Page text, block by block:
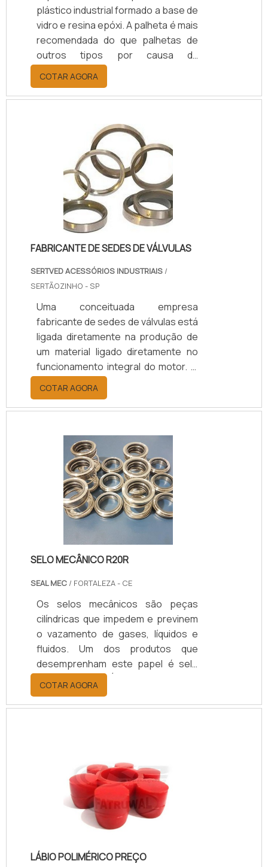
plástico industrial formado a base de
vidro e resina epóxi. A palheta é mais
recomendada do que palhetas de
outros tipos por causa da
resistência e da ótima estabilidade,
características que permitem que
ela seja utilizada nas mais diversas
siderúrgica.A principal característica
desta palheta está na própria forma.
Por serroduzida em alta
temperatura e pressão, com
camadas de tecido de vidro
contendo resina epóxi, a palheta
pode se.
COTAR AGORA
FABRICANTE DE SEDES DE VÁLVULAS
SERTVED ACESSÓRIOS INDUSTRIAIS /
SERTÃOZINHO - SP
Uma conceituada empresa
fabricante de sedes de válvulas está
ligada diretamente na produção de
um material ligado diretamente no
funcionamento integral do motor. O
objeto, nada mais é que um
cabeçote que serve como “cama” da
base da válvula de escape ou
compressão ou explosão dentro da
câmara de combustão.Se houver
alguma sujeira, como carbonização,
interposta entre esses dois ângulos
citados anteriormente, pode haver
um desgaste ou uma ruptura da
COTAR AGORA
SELO MECÂNICO R20R
SEAL MEC / FORTALEZA - CE
Os selos mecânicos são peças
cilíndricas que impedem e previnem
o vazamento de gases, líquidos e
fluidos. Um dos produtos que
desemprenham este papel é selo
mecânico r20r. É muito importante
que as empresas de selos
mecânicos estejam focadas nos
industriais, como alimentícia, de
petróleo, de gás, indústria química,
têxtil, e até automobilística.Os selos
que apresentam algum dano,
possibilitando vazamentos.
COTAR AGORA
LÁBIO POLIMÉRICO PREÇO